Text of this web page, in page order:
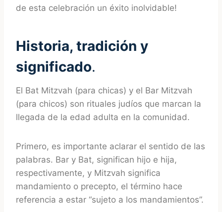
de esta celebración un éxito inolvidable!
Historia, tradición y
significado.
El Bat Mitzvah (para chicas) y el Bar Mitzvah
(para chicos) son rituales judíos que marcan la
llegada de la edad adulta en la comunidad.
Primero, es importante aclarar el sentido de las
palabras. Bar y Bat, significan hijo e hija,
respectivamente, y Mitzvah significa
mandamiento o precepto, el término hace
referencia a estar “sujeto a los mandamientos”.